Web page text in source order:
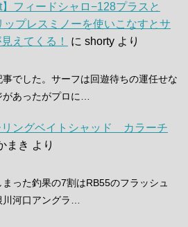
】フィードシャロ−128プラスと
ップレスミノーを使いこなすとサ
えてくる！
に shorty より
事でした。サーフは回遊待ちの運任せな
があったがプロに…
リングベイトシャッド カラーチ
まき より
った釣果の7割はRB55のフラッシュ
河口アングラ…